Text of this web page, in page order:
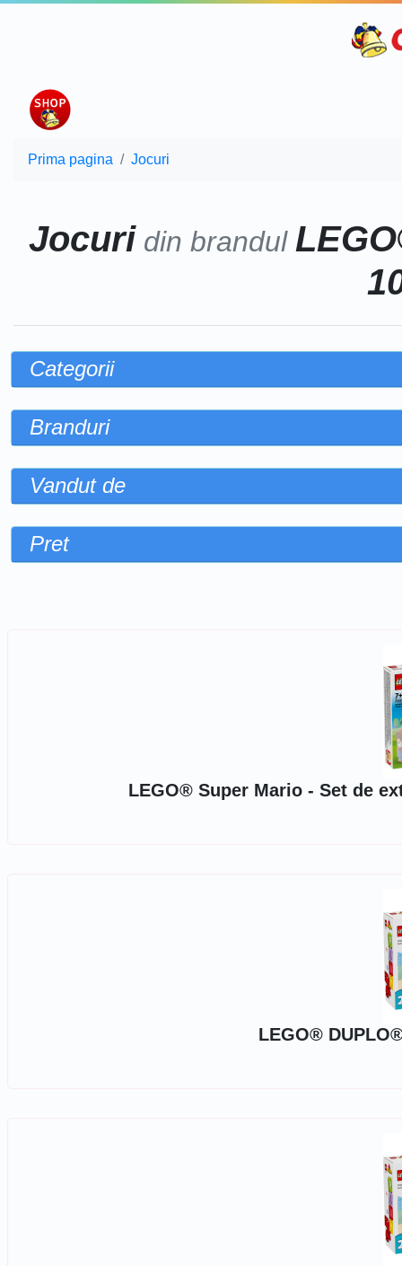
Prima pagina Jocuri
Jocuri din brandul
Categorii
Branduri
Vandut de
Pret
LEGO® Super Mario - Set de
LEGO®